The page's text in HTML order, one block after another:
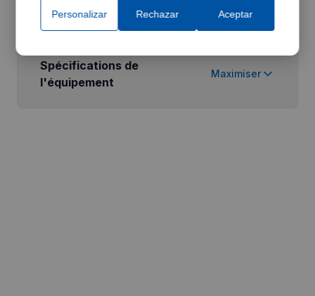
Spécifications de
l'équipement
Maximiser
Personalizar Rechazar Aceptar